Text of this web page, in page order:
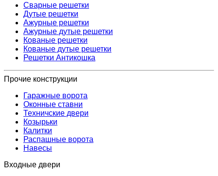
Сварные решетки
Дутые решетки
Ажурные решетки
Ажурные дутые решетки
Кованые решетки
Кованые дутые решетки
Решетки Антикошка
Прочие конструкции
Гаражные ворота
Оконные ставни
Техничские двери
Козырьки
Калитки
Распашные ворота
Навесы
Входные двери